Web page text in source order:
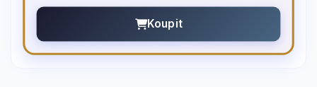
Koupit